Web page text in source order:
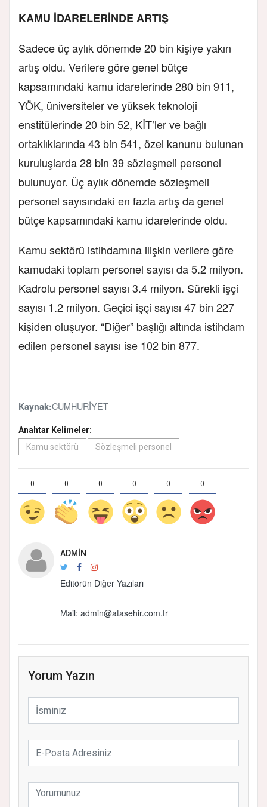
KAMU İDARELERİNDE ARTIŞ
Sadece üç aylık dönemde 20 bin kişiye yakın
artış oldu. Verilere göre genel bütçe
kapsamındaki kamu idarelerinde 280 bin 911,
YÖK, üniversiteler ve yüksek teknoloji
enstitülerinde 20 bin 52, KİT’ler ve bağlı
ortaklıklarında 43 bin 541, özel kanunu bulunan
kuruluşlarda 28 bin 39 sözleşmeli personel
bulunuyor. Üç aylık dönemde sözleşmeli
personel sayısındaki en fazla artış da genel
bütçe kapsamındaki kamu idarelerinde oldu.
Kamu sektörü istihdamına ilişkin verilere göre
kamudaki toplam personel sayısı da 5.2 milyon.
Kadrolu personel sayısı 3.4 milyon. Sürekli işçi
sayısı 1.2 milyon. Geçici işçi sayısı 47 bin 227
kişiden oluşuyor. “Diğer” başlığı altında istihdam
edilen personel sayısı ise 102 bin 877.
Kaynak:CUMHURİYET
Anahtar Kelimeler:
Kamu sektörü
Sözleşmeli personel
0 0 0 0 0 0
ADMIN
Editörün Diğer Yazıları
Mail: admin@atasehir.com.tr
Yorum Yazın